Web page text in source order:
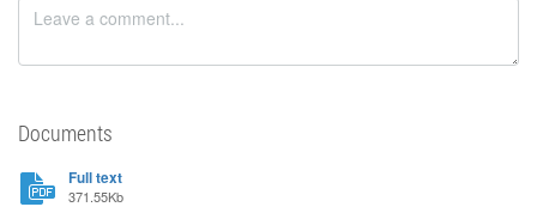
Documents
Full text
371.55Kb